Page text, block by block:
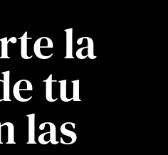
la
tu
las